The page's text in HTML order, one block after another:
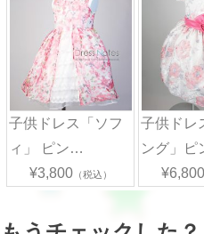
子供ドレス「ソフ
ィ」 ピン…
¥3,800（税込）
子供ドレ
ング」
¥6,800